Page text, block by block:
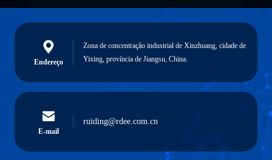
Endereço
Zona de concentração industrial de Xinzhuang, cidade de
Yixing, província de Jiangsu, China.
E-mail
ruiding@rdee.com.cn